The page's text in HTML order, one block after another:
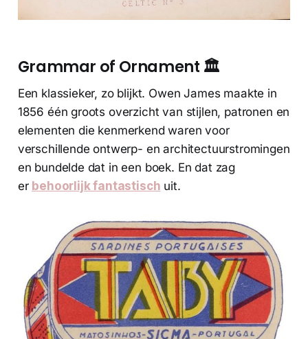
Grammar of Ornament 🏛️
Een klassieker, zo blijkt. Owen James maakte in
1856 één groots overzicht van stijlen, patronen en
elementen die kenmerkend waren voor
verschillende ontwerp- en architectuurstromingen
en bundelde dat in een boek. En dat zag
er behoorlijk fantastisch uit.